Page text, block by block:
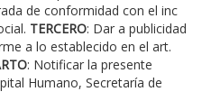
de conformidad con el inc
TERCERO: Dar a publicidad
a lo establecido en el art.
: Notificar la presente
Humano, Secretaría de